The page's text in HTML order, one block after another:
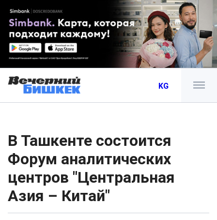
KG
В Ташкенте состоится
Форум аналитических
центров "Центральная
Азия – Китай"